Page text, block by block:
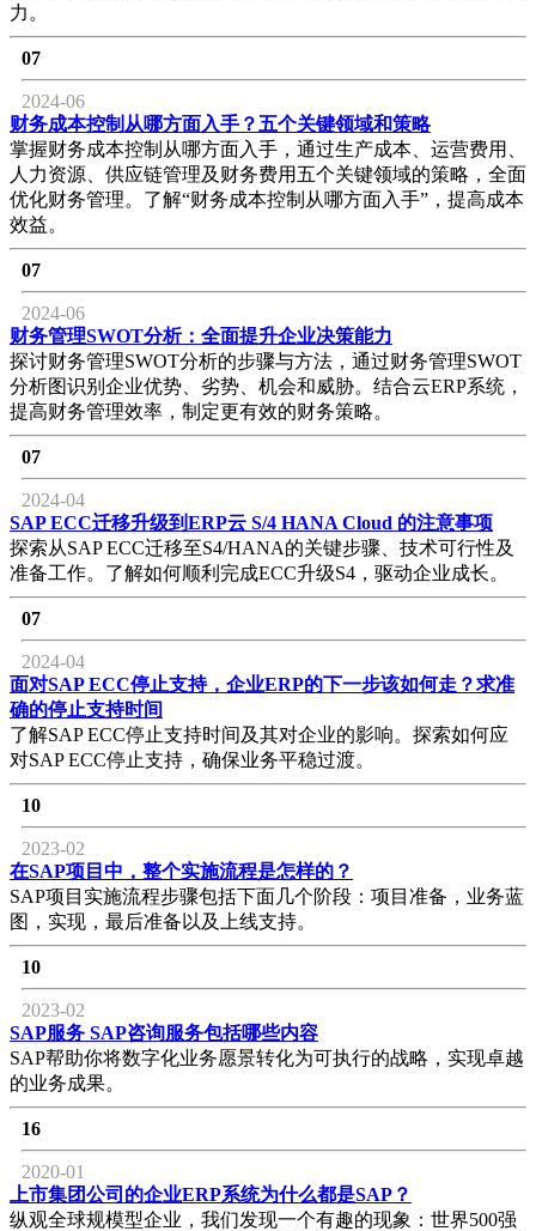
力。
07
2024-06
财务成本控制从哪方面入手？五个关键领域和策略
掌握财务成本控制从哪方面入手，通过生产成本、运营费用、
人力资源、供应链管理及财务费用五个关键领域的策略，全面
优化财务管理。了解“财务成本控制从哪方面入手”，提高成本
效益。
07
2024-06
财务管理SWOT分析：全面提升企业决策能力
探讨财务管理SWOT分析的步骤与方法，通过财务管理SWOT
分析图识别企业优势、劣势、机会和威胁。结合云ERP系统，
提高财务管理效率，制定更有效的财务策略。
07
2024-04
SAP ECC迁移升级到ERP云 S/4 HANA Cloud 的注意事项
探索从SAP ECC迁移至S4/HANA的关键步骤、技术可行性及
准备工作。了解如何顺利完成ECC升级S4，驱动企业成长。
07
2024-04
面对SAP ECC停止支持，企业ERP的下一步该如何走？求准
确的停止支持时间
了解SAP ECC停止支持时间及其对企业的影响。探索如何应
对SAP ECC停止支持，确保业务平稳过渡。
10
2023-02
在SAP项目中，整个实施流程是怎样的？
SAP项目实施流程步骤包括下面几个阶段：项目准备，业务蓝
图，实现，最后准备以及上线支持。
10
2023-02
SAP服务 SAP咨询服务包括哪些内容
SAP帮助你将数字化业务愿景转化为可执行的战略，实现卓越
的业务成果。
16
2020-01
上市集团公司的企业ERP系统为什么都是SAP？
纵观全球规模型企业，我们发现一个有趣的现象：世界500强